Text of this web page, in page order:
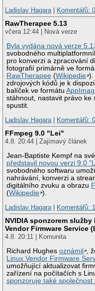
Ladislav Hagara| Komentářů: 0
RawTherapee 5.13
včera 12:44 | Nová verze
Byla vydána nová verze
svobodného
pro konverzi a zpracování
fotografií primárně ve
RawTherapee (Wikipedie ).
zdrojových kódů je k
balíček ve formátu
stáhnout, nastavit právo ke
spustit.
Ladislav Hagara| Komentářů: 0
FFmpeg 9.0 "Lei"
4.8. 20:44 | Zajímavý článek
Jean-Baptiste Kempf na
představil novou verzi 9.0
svobodného softwaru
nahrávání, konverzi a
digitálního zvuku a obrazu
(Wikipedie ).
Ladislav Hagara| Komentářů: 1
NVIDIA sponzorem služby
Vendor Firmware Service
4.8. 20:11 | Komunita
Richard Hughesoznámil
,
Linux Vendor Firmware
umožňující aktualizovat
zařízení na počítačích s
sponzoruje také společnost